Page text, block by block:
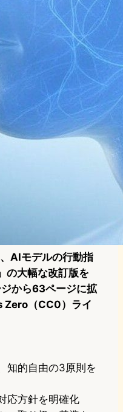
AIモデルの行動指
の大幅な改訂版を
から63ページに拡
Zero（CC0）ライ
知的自由の3原則を
応方針を明確化